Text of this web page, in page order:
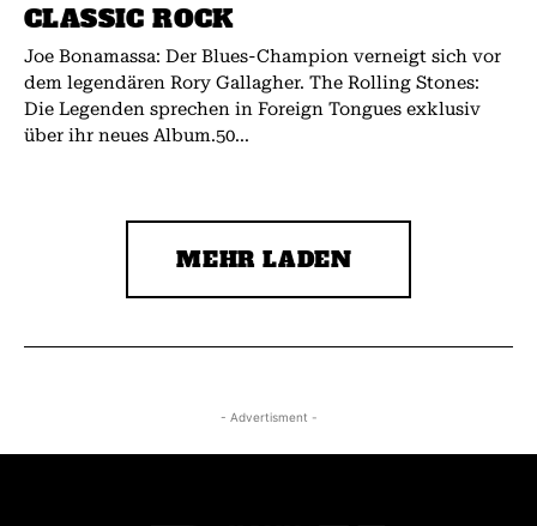
CLASSIC ROCK
Joe Bonamassa: Der Blues-Champion verneigt sich vor
dem legendären Rory Gallagher. The Rolling Stones:
Die Legenden sprechen in Foreign Tongues exklusiv
über ihr neues Album.50...
MEHR LADEN
- Advertisment -